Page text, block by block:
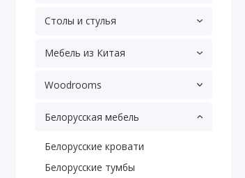
Столы и стулья
Мебель из Китая
Woodrooms
Белорусская мебель
Белорусские кровати
Белорусские тумбы